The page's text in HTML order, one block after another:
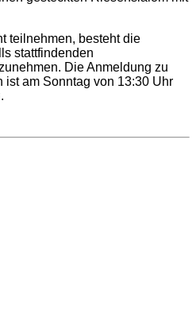
teilnehmen, besteht die
stattfindenden
Die Anmeldung zu
ist am Sonntag von 13:30 Uhr